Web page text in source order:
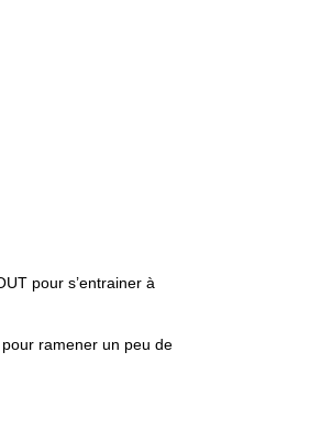
pour s’entrainer à
ramener un peu de